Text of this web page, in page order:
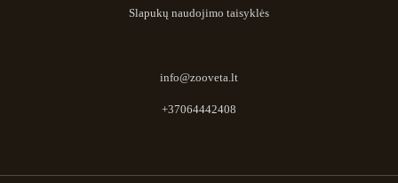
Slapukų naudojimo taisyklės
info@zooveta.lt
+37064442408